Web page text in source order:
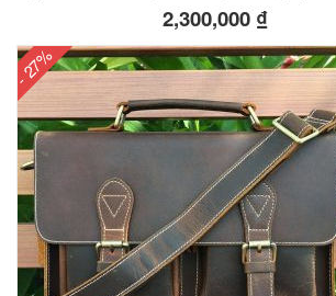
2,300,000 ₫
- 27%